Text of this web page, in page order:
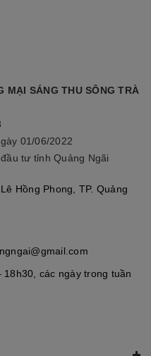
MẠI SÁNG THU SÔNG TRÀ
01/06/2022
tư tỉnh Quảng Ngãi
Hồng Phong, TP. Quảng
các ngày trong tuần